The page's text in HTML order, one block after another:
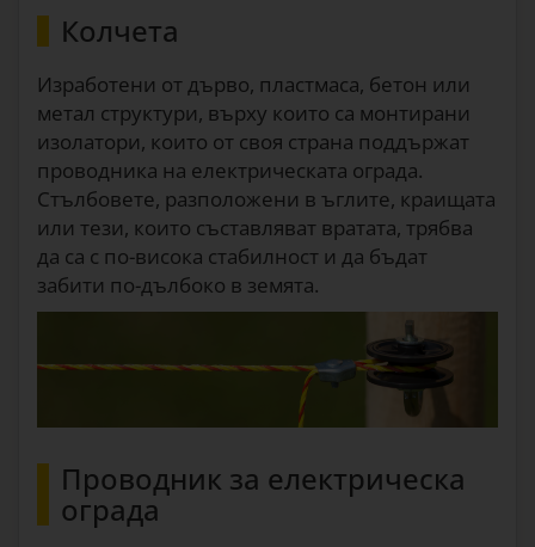
Колчета
Изработени от дърво, пластмаса, бетон или
метал структури, върху които са монтирани
изолатори, които от своя страна поддържат
проводника на електрическата ограда.
Стълбовете, разположени в ъглите, краищата
или тези, които съставляват вратата, трябва
да са с по-висока стабилност и да бъдат
забити по-дълбоко в земята.
Проводник за електрическа
ограда